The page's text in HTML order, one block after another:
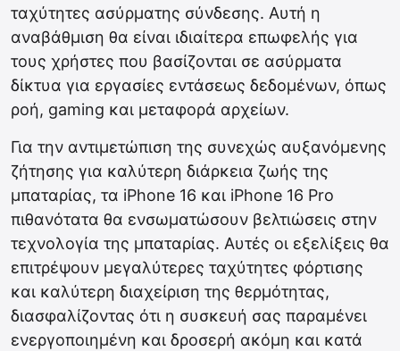
ταχύτητες ασύρματης σύνδεσης. Αυτή η
αναβάθμιση θα είναι ιδιαίτερα επωφελής για
τους χρήστες που βασίζονται σε ασύρματα
δίκτυα για εργασίες εντάσεως δεδομένων, όπως
ροή, gaming και μεταφορά αρχείων.
Για την αντιμετώπιση της συνεχώς αυξανόμενης
ζήτησης για καλύτερη διάρκεια ζωής της
μπαταρίας, τα iPhone 16 και iPhone 16 Pro
πιθανότατα θα ενσωματώσουν βελτιώσεις στην
τεχνολογία της μπαταρίας. Αυτές οι εξελίξεις θα
επιτρέψουν μεγαλύτερες ταχύτητες φόρτισης
και καλύτερη διαχείριση της θερμότητας,
διασφαλίζοντας ότι η συσκευή σας παραμένει
ενεργοποιημένη και δροσερή ακόμη και κατά